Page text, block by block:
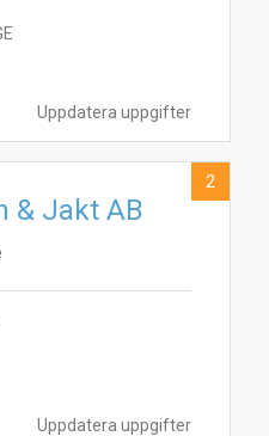
Uppdatera uppgifter
Uppdatera uppgifter
& Jakt AB
2